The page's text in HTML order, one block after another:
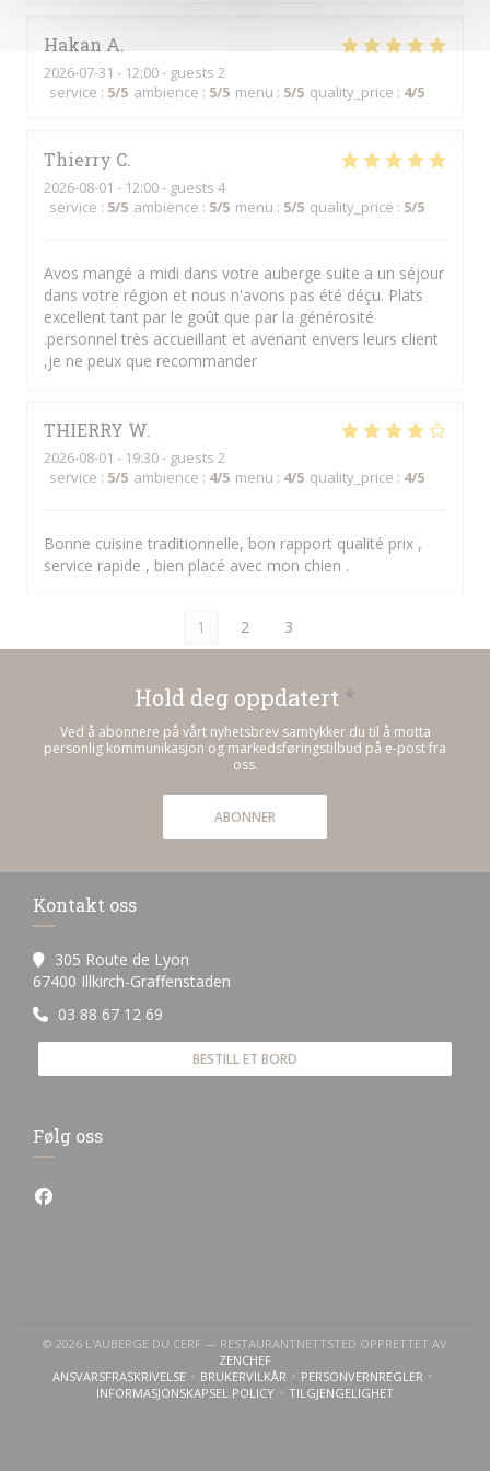
Hakan A
2026-07-31 - 12:00 - guests 2
service : 5/5 ambience : 5/5 menu : 5/5 quality_price : 4/5
Thierry C
2026-08-01 - 12:00 - guests 4
service : 5/5 ambience : 5/5 menu : 5/5 quality_price : 5/5
Avos mangé a midi dans votre auberge suite a un séjour
dans votre région et nous n'avons pas été déçu. Plats
excellent tant par le goût que par la générosité
.personnel très accueillant et avenant envers leurs client
,je ne peux que recommander
THIERRY W
2026-08-01 - 19:30 - guests 2
service : 5/5 ambience : 4/5 menu : 4/5 quality_price : 4/5
Bonne cuisine traditionnelle, bon rapport qualité prix ,
service rapide , bien placé avec mon chien .
1 2 3
Hold deg oppdatert *
Ved å abonnere på vårt nyhetsbrev samtykker du til å motta
personlig kommunikasjon og markedsføringstilbud på e-post fra
oss.
ABONNER
Kontakt oss
305 Route de Lyon
67400 Illkirch-Graffenstaden
03 88 67 12 69
BESTILL ET BORD
Følg oss
Facebook ((åpner i et nytt vindu))
© 2026 L'AUBERGE DU CERF — RESTAURANTNETTSTED OPPRETTET AV
ZENCHEF((ÅPNER I ET NYTT VINDU))
ANSVARSFRASKRIVELSE((ÅPNER I ET NYTT VINDU))
BRUKERVILKÅR((ÅPNER I ET NYTT VINDU))
PERSONVERNREGLER
((ÅPNER I ET NYTT
INFORMASJONSKAPSEL POLICY
((ÅPNER I ET NYTT VINDU))TILGJENGELIGHET((ÅPNER I ET NYTT VINDU))